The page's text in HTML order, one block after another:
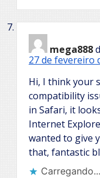
mega888
27 de fevereiro
Hi, I think your
compatibility
in Safari, it
Internet
wanted to give
that, fantastic
Carregando...